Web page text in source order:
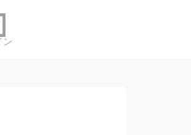
ン